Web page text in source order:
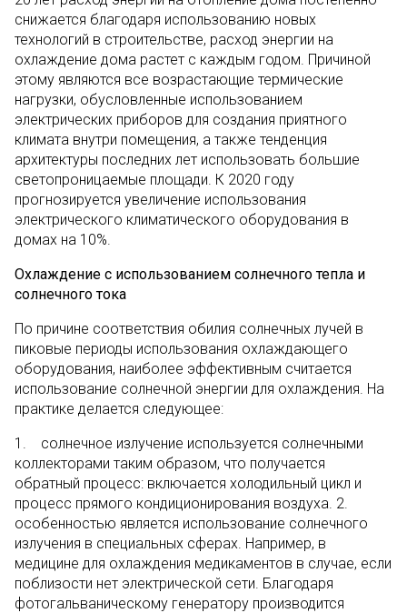
снижается благодаря использованию новых
технологий в строительстве, расход энергии на
охлаждение дома растет с каждым годом. Причиной
этому являются все возрастающие термические
нагрузки, обусловленные использованием
электрических приборов для создания приятного
климата внутри помещения, а также тенденция
архитектуры последних лет использовать большие
светопроницаемые площади. К 2020 году
прогнозируется увеличение использования
электрического климатического оборудования в
домах на 10%.
Охлаждение с использованием солнечного тепла и
солнечного тока
По причине соответствия обилия солнечных лучей в
пиковые периоды использования охлаждающего
оборудования, наиболее эффективным считается
использование солнечной энергии для охлаждения. На
практике делается следующее:
1. солнечное излучение используется солнечными
коллекторами таким образом, что получается
обратный процесс: включается холодильный цикл и
процесс прямого кондиционирования воздуха. 2.
особенностью является использование солнечного
излучения в специальных сферах. Например, в
медицине для охлаждения медикаментов в случае, если
поблизости нет электрической сети. Благодаря
фотогальваническому генератору производится